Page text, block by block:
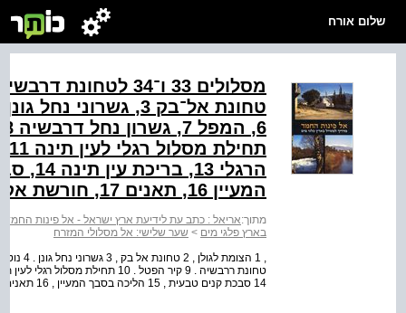
שלום אורח
המעיין ‭,16‬ תאנים ‭,17‬ חורשת אקליפטוס ‭,18‬ גישה לחורשה ממערב
מתוך:אריאל : כתב עת לידיעת ארץ ישראל - אל פינות החמד
בארץ פלגי מים > שער שלישי: אל מסלולי המזרח
14 סבכת קנים טבעית , 15 הליכה בסבך המעיין , 16 תאנים , 17 חורשת אקליפטוס , 18 גישה לחורשה ממערב